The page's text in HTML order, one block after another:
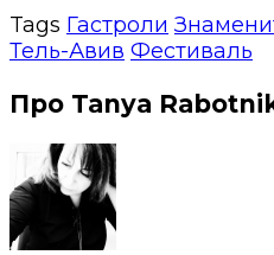
Tags Гастроли
Тель-Авив Фестиваль
Про Tanya